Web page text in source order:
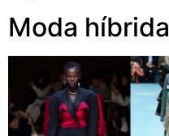
Moda híbrida